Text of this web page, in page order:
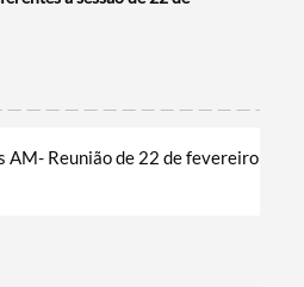
AM- Reunião de 22 de fevereiro